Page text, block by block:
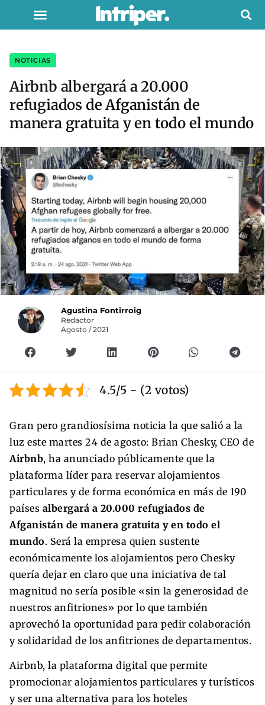
NOTICIAS
Airbnb albergará a 20.000
refugiados de Afganistán de
manera gratuita y en todo el mundo
Agustina Fontirroig
Redactor
Agosto / 2021
4.5/5 - (2 votos)
Gran pero grandiosísima noticia la que salió a la
luz este martes 24 de agosto: Brian Chesky, CEO de
Airbnb, ha anunciado públicamente que la
plataforma líder para reservar alojamientos
particulares y de forma económica en más de 190
países albergará a 20.000 refugiados de
Afganistán de manera gratuita y en todo el
mundo. Será la empresa quien sustente
económicamente los alojamientos pero Chesky
quería dejar en claro que una iniciativa de tal
magnitud no sería posible «sin la generosidad de
nuestros anfitriones» por lo que también
aprovechó la oportunidad para pedir colaboración
y solidaridad de los anfitriones de departamentos.
Airbnb, la plataforma digital que permite
promocionar alojamientos particulares y turísticos
y ser una alternativa para los hoteles